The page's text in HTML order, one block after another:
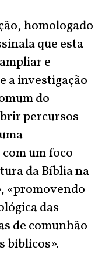
homologado
que esta
e
a investigação
do
percursos
um foco
da Bíblia na
«promovendo
das
de comunhão
bíblicos».